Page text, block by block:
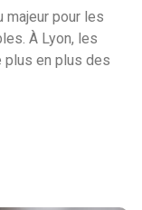
majeur pour les
À Lyon, les
en plus des